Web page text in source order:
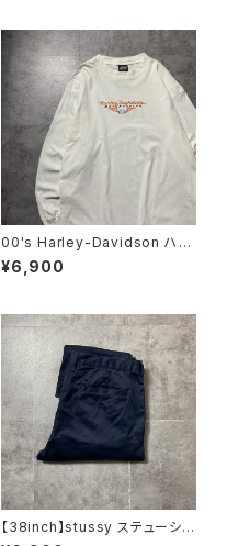
シュ 刺繍ワンポイント フード
刺繍 ブラック 黒 中綿 ナ
イロンジャケット
00's Harley-Davidson ハー
レーダビッドソン スカル セン
ター刺繍ロゴ ホワイト 白
¥6,900
【38inch】stussy ステューシ